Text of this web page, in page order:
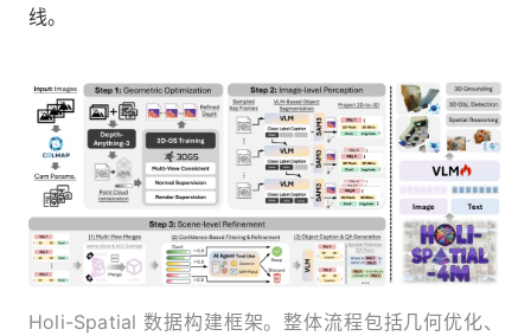
线。
Holi-Spatial 数据构建框架。整体流程包括几何优化、